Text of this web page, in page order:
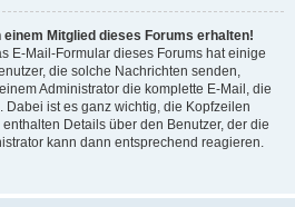
einem Mitglied dieses Forums erhalten!
E-Mail-Formular dieses Forums hat einige
die solche Nachrichten senden,
Administrator die komplette E-Mail, die
ist es ganz wichtig, die Kopfzeilen
Details über den Benutzer, der die
kann dann entsprechend reagieren.